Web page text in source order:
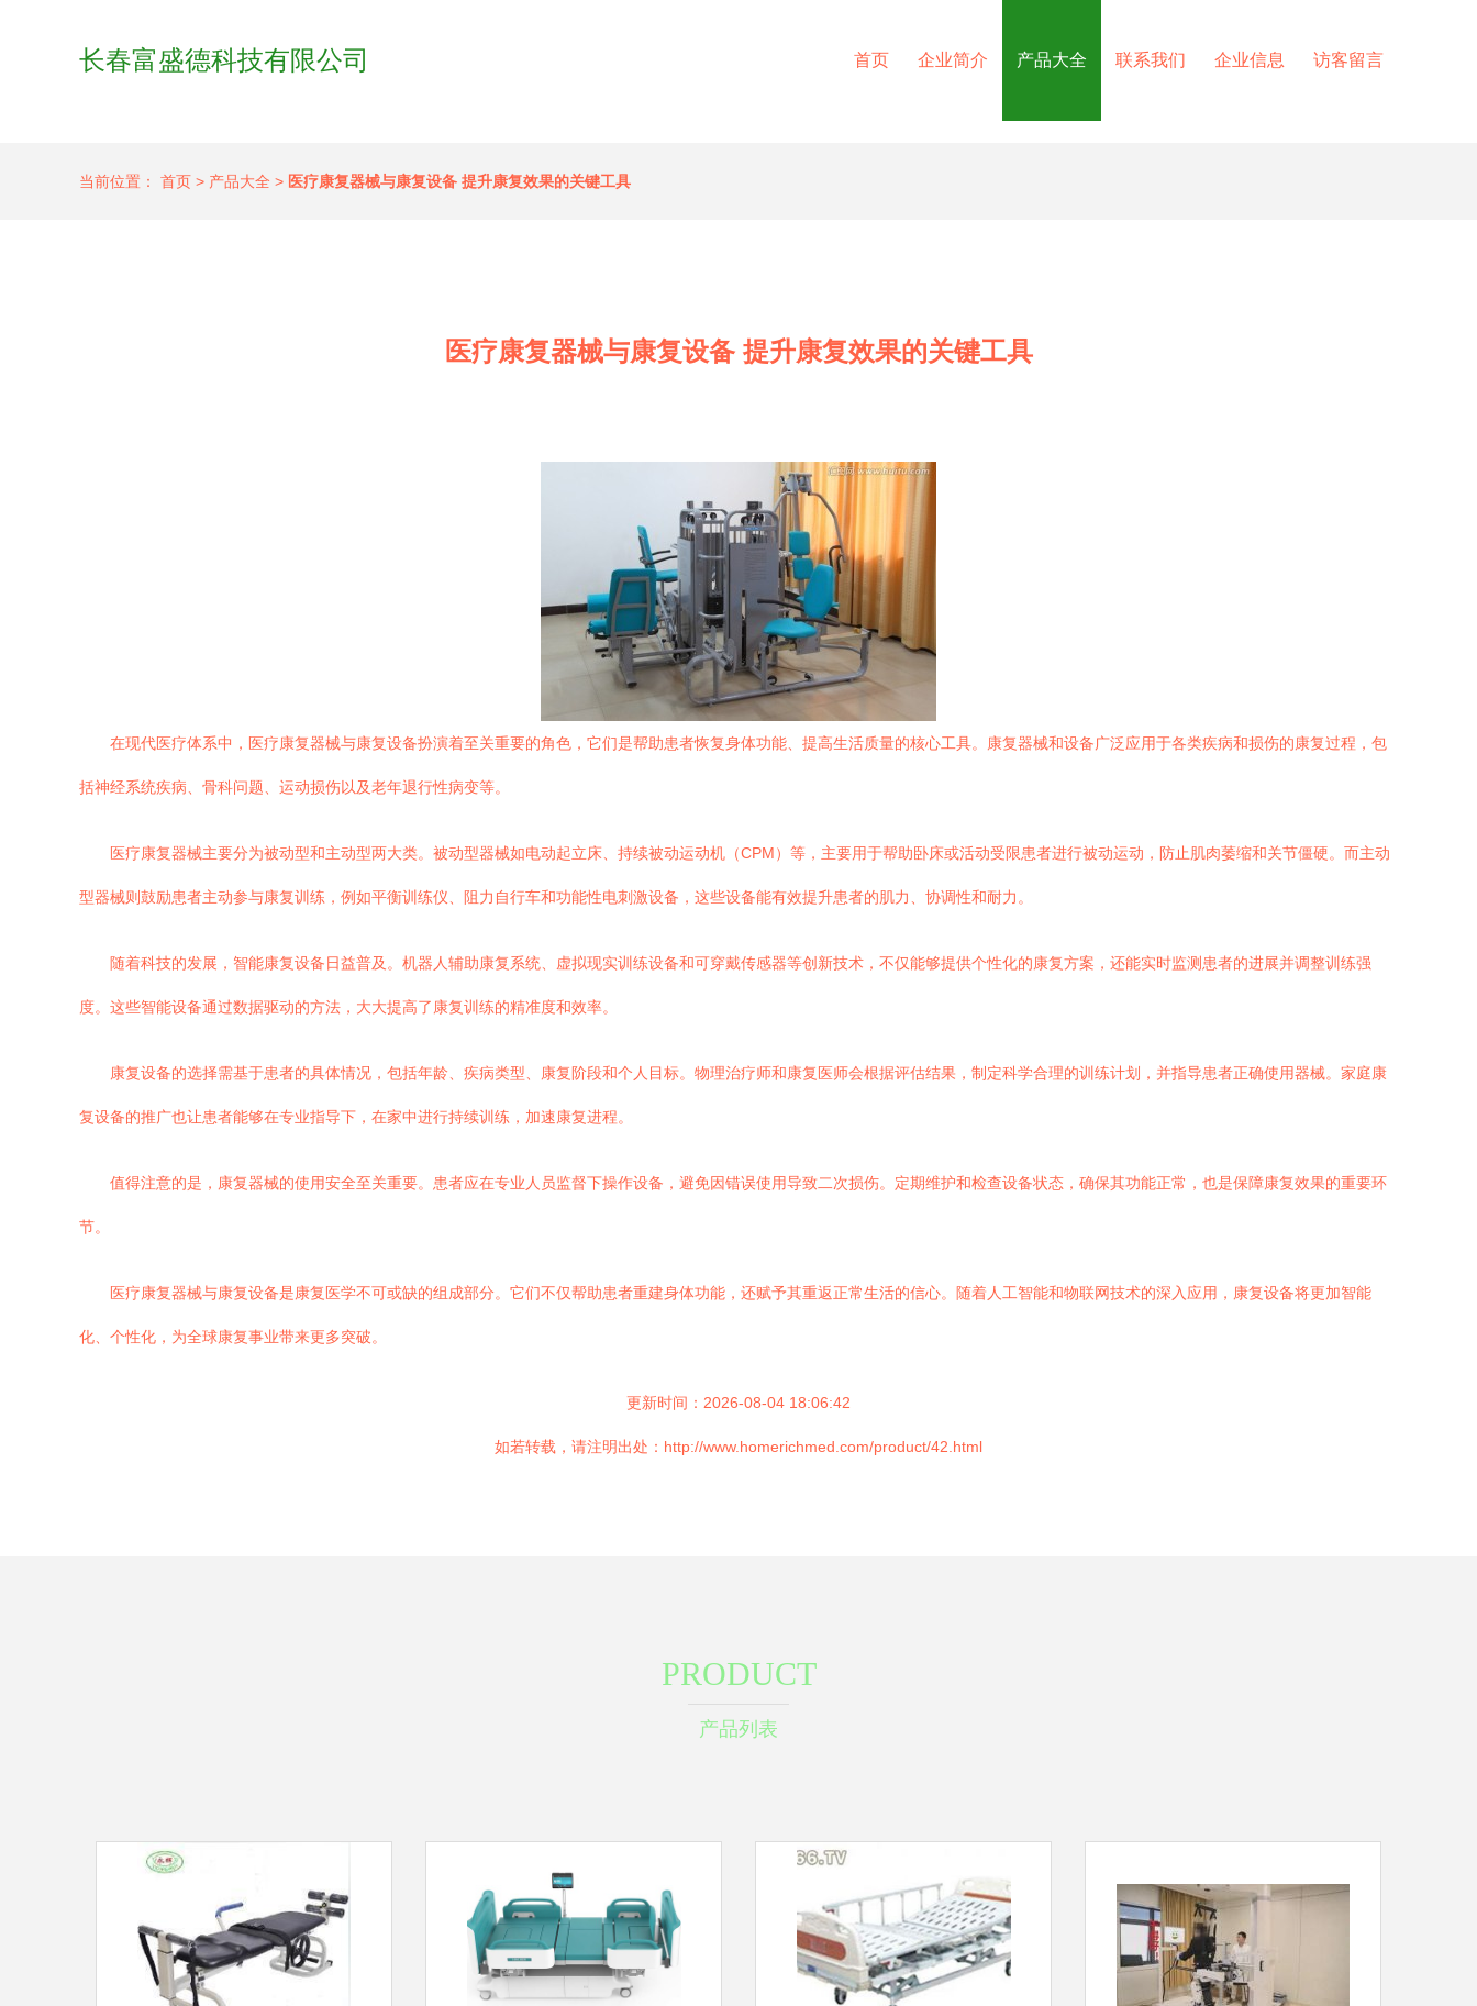
长春富盛德科技有限公司 首页 企业简介 产品大全 联系我们 企业信息 访客留言
当前位置： 首页 > 产品大全 > 医疗康复器械与康复设备 提升康复效果的关键工具
医疗康复器械与康复设备 提升康复效果的关键工具
在现代医疗体系中，医疗康复器械与康复设备扮演着至关重要的角色，它们是帮助患者恢复身体功能、提高生活质量的核心工具。康复器械和设备广泛应用于各类疾病和损伤的康复过程，包
括神经系统疾病、骨科问题、运动损伤以及老年退行性病变等。
医疗康复器械主要分为被动型和主动型两大类。被动型器械如电动起立床、持续被动运动机（CPM）等，主要用于帮助卧床或活动受限患者进行被动运动，防止肌肉萎缩和关节僵硬。而主动
型器械则鼓励患者主动参与康复训练，例如平衡训练仪、阻力自行车和功能性电刺激设备，这些设备能有效提升患者的肌力、协调性和耐力。
随着科技的发展，智能康复设备日益普及。机器人辅助康复系统、虚拟现实训练设备和可穿戴传感器等创新技术，不仅能够提供个性化的康复方案，还能实时监测患者的进展并调整训练强
度。这些智能设备通过数据驱动的方法，大大提高了康复训练的精准度和效率。
康复设备的选择需基于患者的具体情况，包括年龄、疾病类型、康复阶段和个人目标。物理治疗师和康复医师会根据评估结果，制定科学合理的训练计划，并指导患者正确使用器械。家庭康
复设备的推广也让患者能够在专业指导下，在家中进行持续训练，加速康复进程。
值得注意的是，康复器械的使用安全至关重要。患者应在专业人员监督下操作设备，避免因错误使用导致二次损伤。定期维护和检查设备状态，确保其功能正常，也是保障康复效果的重要环
节。
医疗康复器械与康复设备是康复医学不可或缺的组成部分。它们不仅帮助患者重建身体功能，还赋予其重返正常生活的信心。随着人工智能和物联网技术的深入应用，康复设备将更加智能
化、个性化，为全球康复事业带来更多突破。
更新时间：2026-08-04 18:06:42
如若转载，请注明出处：http://www.homerichmed.com/product/42.html
PRODUCT
产品列表